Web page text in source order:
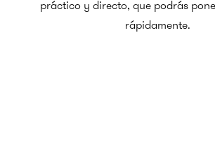
práctico y directo, que podrás
rápidamente.